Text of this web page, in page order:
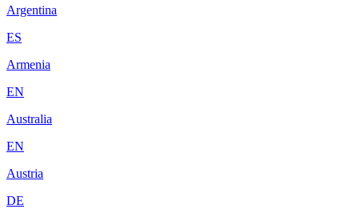
Argentina
ES
Armenia
EN
Australia
EN
Austria
DE